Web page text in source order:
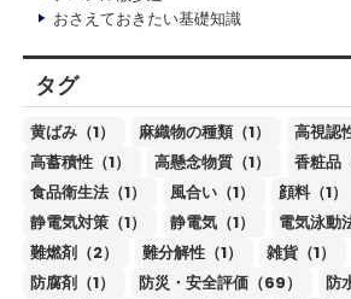
おさえておきたい基礎知識
タグ
黄ばみ（1） 麻織物の種類（1）
高視認
高蓄積性（1）
高懸念物質（1）
香粧品
食品衛生法（1）
風合い（1） 顔料（1）
静電気対策（1）
静電気（1）
電気泳動
難燃剤（2）
難分解性（1） 雑貨（1）
防腐剤（1）
防災・安全評価（69）
防